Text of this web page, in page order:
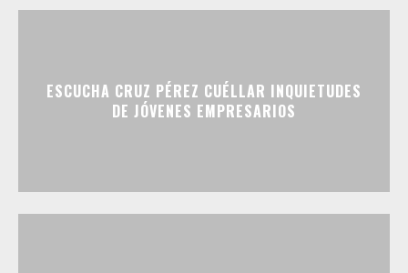
ESCUCHA CRUZ PÉREZ CUÉLLAR INQUIETUDES
DE JÓVENES EMPRESARIOS